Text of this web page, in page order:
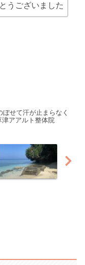
うございました
ぼせて汗が止まらなく
アアルト整体院